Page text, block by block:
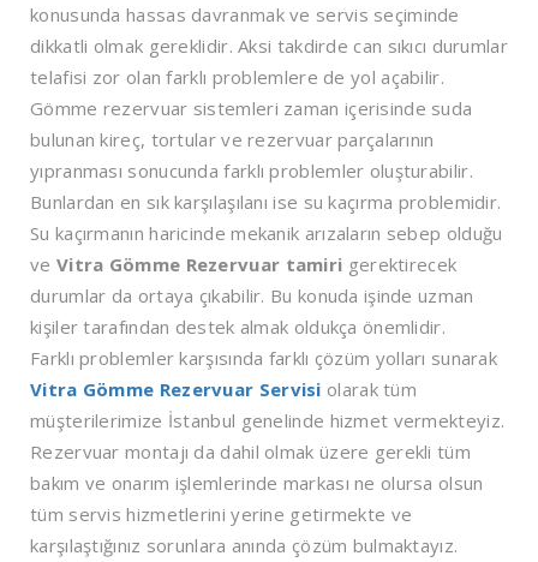
konusunda hassas davranmak ve servis seçiminde
dikkatli olmak gereklidir. Aksi takdirde can sıkıcı durumlar
telafisi zor olan farklı problemlere de yol açabilir.
Gömme rezervuar sistemleri zaman içerisinde suda
bulunan kireç, tortular ve rezervuar parçalarının
yıpranması sonucunda farklı problemler oluşturabilir.
Bunlardan en sık karşılaşılanı ise su kaçırma problemidir.
Su kaçırmanın haricinde mekanik arızaların sebep olduğu
ve Vitra Gömme Rezervuar tamiri gerektirecek
durumlar da ortaya çıkabilir. Bu konuda işinde uzman
kişiler tarafından destek almak oldukça önemlidir.
Farklı problemler karşısında farklı çözüm yolları sunarak
Vitra Gömme Rezervuar Servisi olarak tüm
müşterilerimize İstanbul genelinde hizmet vermekteyiz.
Rezervuar montajı da dahil olmak üzere gerekli tüm
bakım ve onarım işlemlerinde markası ne olursa olsun
tüm servis hizmetlerini yerine getirmekte ve
karşılaştığınız sorunlara anında çözüm bulmaktayız.